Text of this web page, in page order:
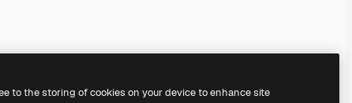
to the storing of cookies on your device to enhance site